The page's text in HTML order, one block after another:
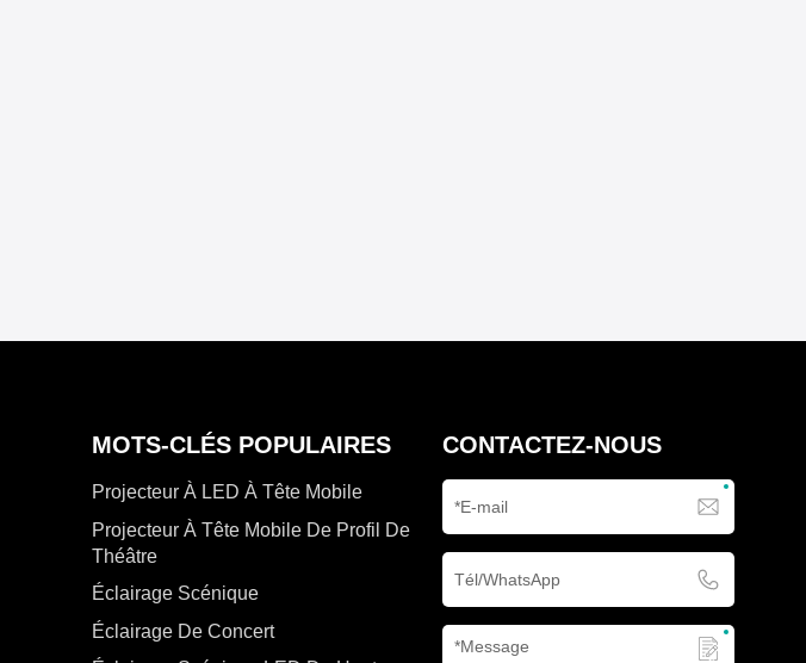
MOTS-CLÉS POPULAIRES
Projecteur À LED À Tête Mobile
Projecteur À Tête Mobile De Profil De
Théâtre
Éclairage Scénique
Éclairage De Concert
CONTACTEZ-NOUS